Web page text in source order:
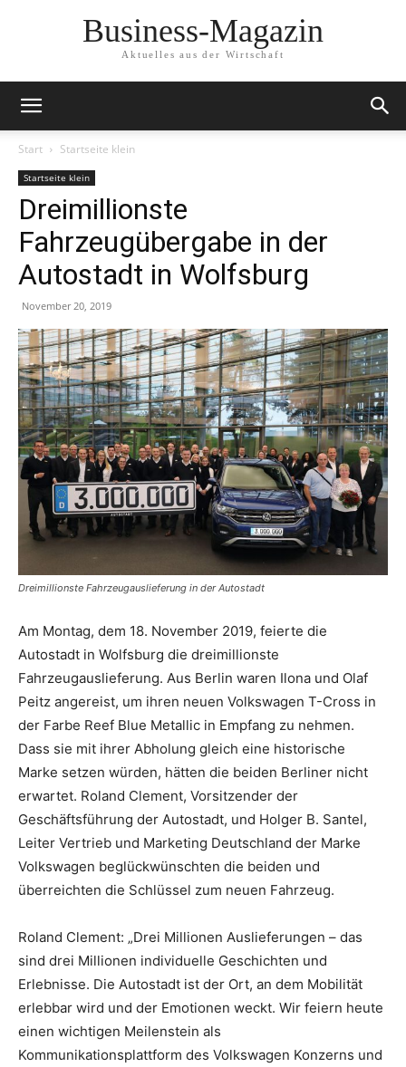
Business-Magazin
Aktuelles aus der Wirtschaft
Start Startseite klein
Startseite klein
Dreimillionste
Fahrzeugübergabe in der
Autostadt in Wolfsburg
November 20, 2019
Dreimillionste Fahrzeugauslieferung in der Autostadt
Am Montag, dem 18. November 2019, feierte die
Autostadt in Wolfsburg die dreimillionste
Fahrzeugauslieferung. Aus Berlin waren Ilona und Olaf
Peitz angereist, um ihren neuen Volkswagen T-Cross in
der Farbe Reef Blue Metallic in Empfang zu nehmen.
Dass sie mit ihrer Abholung gleich eine historische
Marke setzen würden, hätten die beiden Berliner nicht
erwartet. Roland Clement, Vorsitzender der
Geschäftsführung der Autostadt, und Holger B. Santel,
Leiter Vertrieb und Marketing Deutschland der Marke
Volkswagen beglückwünschten die beiden und
überreichten die Schlüssel zum neuen Fahrzeug.
Roland Clement: „Drei Millionen Auslieferungen – das
sind drei Millionen individuelle Geschichten und
Erlebnisse. Die Autostadt ist der Ort, an dem Mobilität
erlebbar wird und der Emotionen weckt. Wir feiern heute
einen wichtigen Meilenstein als
Kommunikationsplattform des Volkswagen Konzerns und